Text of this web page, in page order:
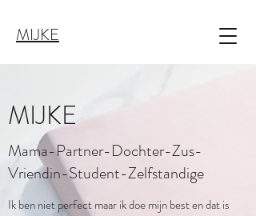
MIJKE
MIJKE
Mama-Partner-Dochter-Zus-
Vriendin-Student-Zelfstandige
Ik ben niet perfect maar ik doe mijn best en dat is